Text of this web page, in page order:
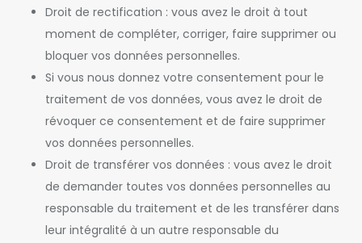
Droit de rectification : vous avez le droit à tout
moment de compléter, corriger, faire supprimer ou
bloquer vos données personnelles.
Si vous nous donnez votre consentement pour le
traitement de vos données, vous avez le droit de
révoquer ce consentement et de faire supprimer
vos données personnelles.
Droit de transférer vos données : vous avez le droit
de demander toutes vos données personnelles au
responsable du traitement et de les transférer dans
leur intégralité à un autre responsable du